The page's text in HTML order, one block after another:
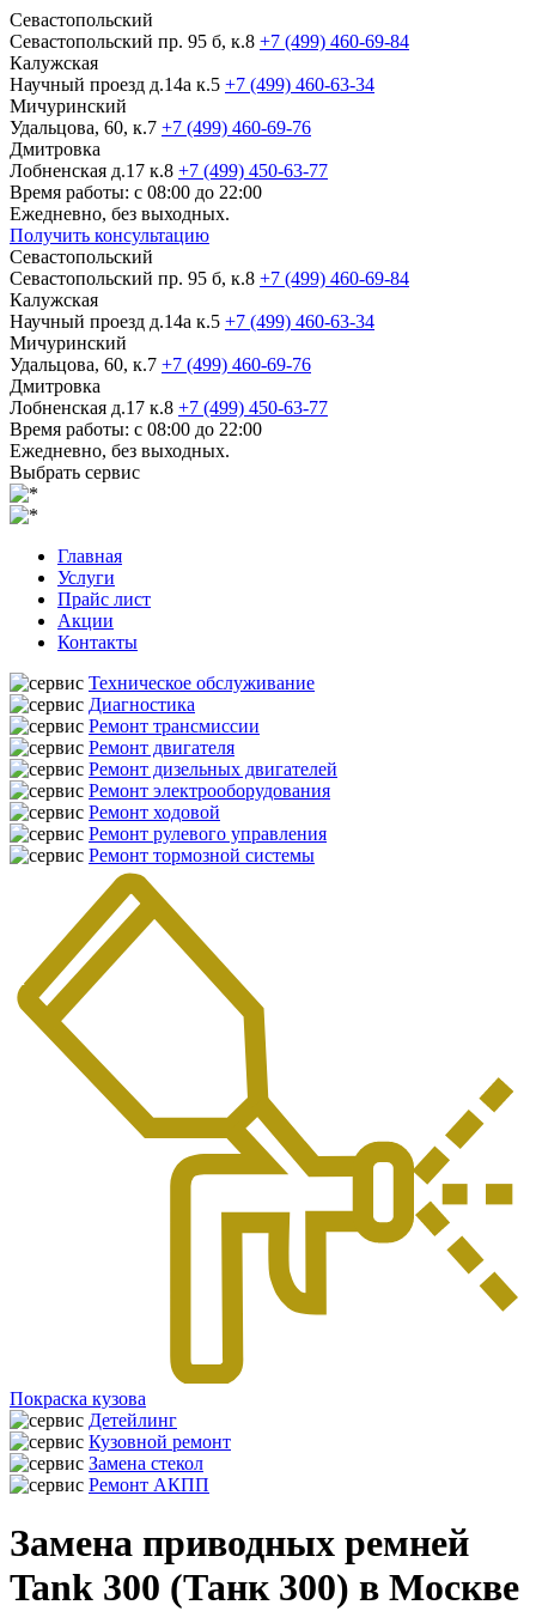
Севастопольский
Севастопольский пр. 95 б, к.8 +7 (499) 460-69-84
Калужская
Научный проезд д.14а к.5 +7 (499) 460-63-34
Мичуринский
Удальцова, 60, к.7 +7 (499) 460-69-76
Дмитровка
Лобненская д.17 к.8 +7 (499) 450-63-77
Время работы: с 08:00 до 22:00
Ежедневно, без выходных.
Получить консультацию
Севастопольский
Севастопольский пр. 95 б, к.8 +7 (499) 460-69-84
Калужская
Научный проезд д.14а к.5 +7 (499) 460-63-34
Мичуринский
Удальцова, 60, к.7 +7 (499) 460-69-76
Дмитровка
Лобненская д.17 к.8 +7 (499) 450-63-77
Время работы: с 08:00 до 22:00
Ежедневно, без выходных.
Выбрать сервис
Главная
Услуги
Прайс лист
Акции
Контакты
Техническое обслуживание
Диагностика
Ремонт трансмиссии
Ремонт двигателя
Ремонт дизельных двигателей
Ремонт электрооборудования
Ремонт ходовой
Ремонт рулевого управления
Ремонт тормозной системы
Покраска кузова
Детейлинг
Кузовной ремонт
Замена стекол
Ремонт АКПП
Замена приводных ремней
Tank 300 (Танк 300) в Москве